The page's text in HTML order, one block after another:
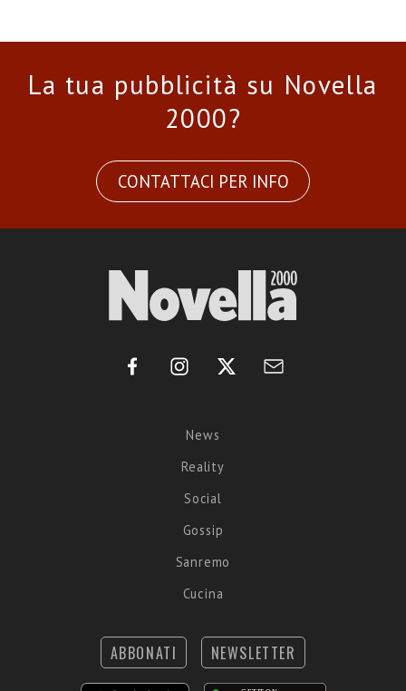
La tua pubblicità su Novella
2000?
CONTATTACI PER INFO
News
Reality
Social
Gossip
Sanremo
Cucina
ABBONATI NEWSLETTER